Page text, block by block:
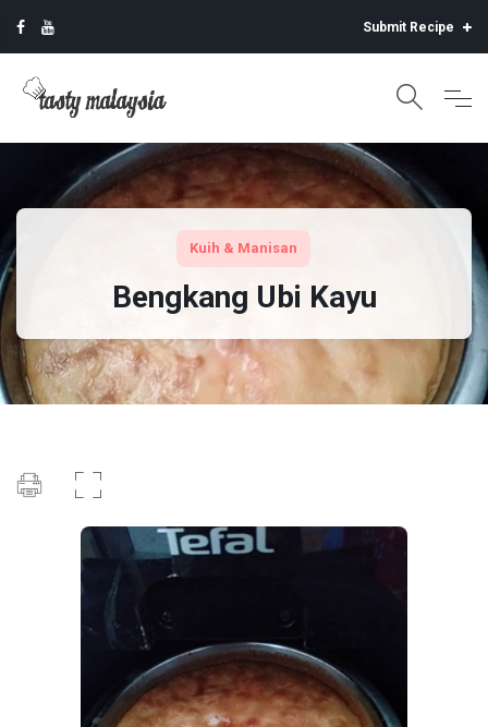
Submit Recipe
Kuih & Manisan
Bengkang Ubi Kayu